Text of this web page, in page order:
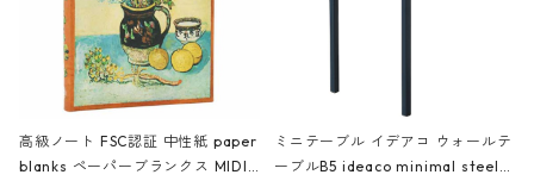
高級ノート FSC認証 中性紙 paper
blanks ペーパーブランクス MIDI
ミニテーブル イデアコ ウォールテ
ーブルB5 ideaco minimal steel f